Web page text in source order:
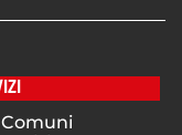
Comuni